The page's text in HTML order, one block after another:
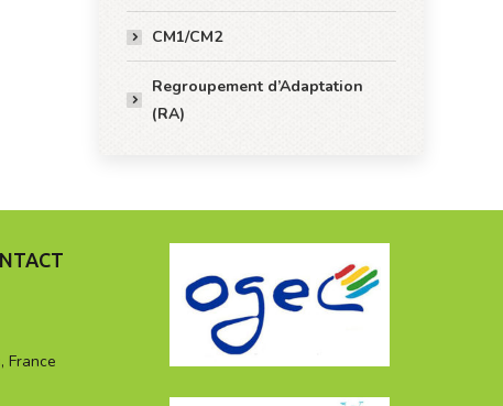
CM1/CM2
Regroupement d’Adaptation
(RA)
France